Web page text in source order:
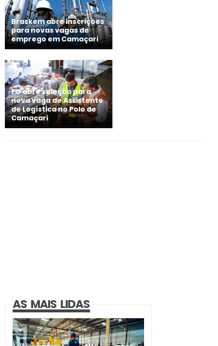
Braskem abre inscrições
para novas vagas de
emprego em Camaçari
FG abre seleção para
nova vaga de Assistente
de Logística no Polo de
Camaçari
AS MAIS LIDAS